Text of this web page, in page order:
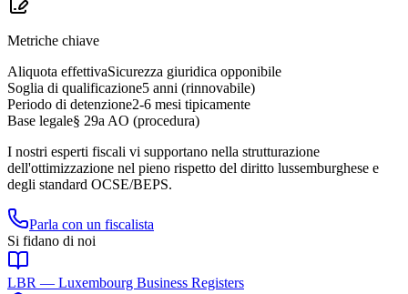
Metriche chiave
Aliquota effettivaSicurezza giuridica opponibile
Soglia di qualificazione5 anni (rinnovabile)
Periodo di detenzione2-6 mesi tipicamente
Base legale§ 29a AO (procedura)
I nostri esperti fiscali vi supportano nella strutturazione
dell'ottimizzazione nel pieno rispetto del diritto lussemburghese e
degli standard OCSE/BEPS.
Parla con un fiscalista
Si fidano di noi
LBR — Luxembourg Business Registers